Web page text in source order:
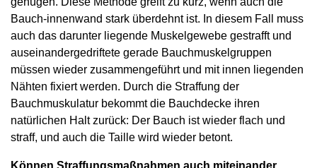
Bauch-innenwand stark überdehnt ist. In diesem Fall muss
auch das darunter liegende Muskelgewebe gestrafft und
auseinandergedriftete gerade Bauchmuskelgruppen
müssen wieder zusammengeführt und mit innen liegenden
Nähten fixiert werden. Durch die Straffung der
Bauchmuskulatur bekommt die Bauchdecke ihren
natürlichen Halt zurück: Der Bauch ist wieder flach und
straff, und auch die Taille wird wieder betont.
Können Straffungsmaßnahmen auch miteinander